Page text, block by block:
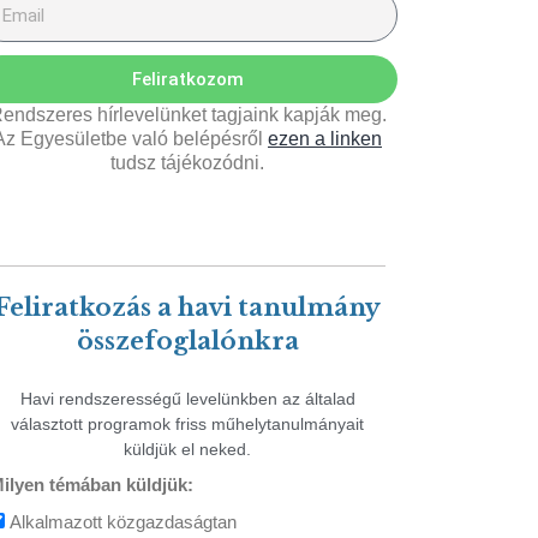
Feliratkozom
hírlevelünket tagjaink kapják meg.
Egyesületbe való belépésről ezen a linken
tudsz tájékozódni.
a havi tanulmány
összefoglalónkra
Havi rendszerességű levelünkben az általad
választott programok friss műhelytanulmányait
küldjük el neked.
témában küldjük:
Alkalmazott közgazdaságtan